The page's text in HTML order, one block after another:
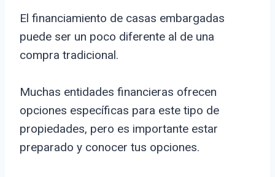
El financiamiento de casas embargadas
puede ser un poco diferente al de una
compra tradicional.
Muchas entidades financieras ofrecen
opciones específicas para este tipo de
propiedades, pero es importante estar
preparado y conocer tus opciones.